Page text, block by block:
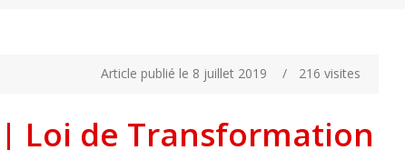
Article publié le 8 juillet 2019 / 216 visites
Loi de Transformation